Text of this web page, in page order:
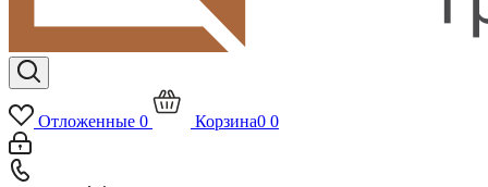
Отложенные 0 Корзина0 0